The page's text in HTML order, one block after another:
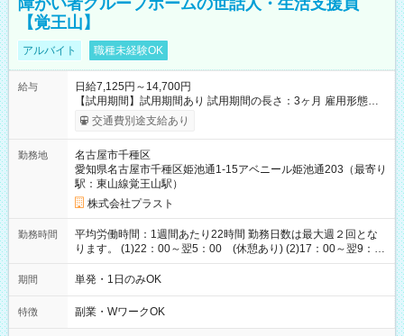
障がい者グループホームの世話人・生活支援員
【覚王山】
アルバイト 職種未経験OK
給与
日給7,125円～14,700円
【試用期間】試用期間あり 試用期間の長さ：3ヶ月 雇用形態、
給与は本採用時と同じです。
交通費別途支給あり
勤務地
名古屋市千種区
愛知県名古屋市千種区姫池通1-15アベニール姫池通203（最寄り
駅：東山線覚王山駅）
株式会社プラスト
勤務時間
平均労働時間：1週間あたり22時間 勤務日数は最大週２回とな
ります。 (1)22：00～翌5：00 (休憩あり) (2)17：00～翌9：
00 (休憩あり) ３６協定提出済 平均労働時間：1週間あたり22
時間 勤務日数は最大週２回となります。 (1)22：00～翌5：00
期間 単発・1日のみOK
特徴 副業・WワークOK